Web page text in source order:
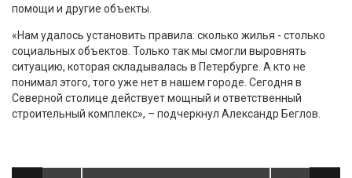
помощи и другие объекты.
«Нам удалось установить правила: сколько жилья - столько
социальных объектов. Только так мы смогли выровнять
ситуацию, которая складывалась в Петербурге. А кто не
понимал этого, того уже нет в нашем городе. Сегодня в
Северной столице действует мощный и ответственный
строительный комплекс», – подчеркнул Александр Беглов.